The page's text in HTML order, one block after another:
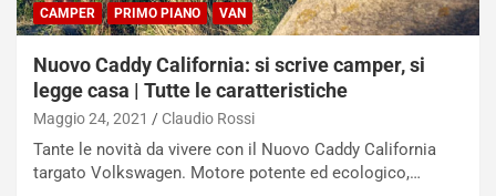
CAMPER PRIMO PIANO VAN
Nuovo Caddy California: si scrive camper, si
legge casa | Tutte le caratteristiche
Maggio 24, 2021 Claudio Rossi
Tante le novità da vivere con il Nuovo Caddy California
targato Volkswagen. Motore potente ed ecologico,…